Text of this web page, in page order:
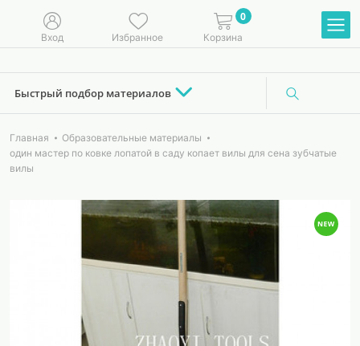
Вход Избранное
0
Корзина
Быстрый подбор материалов
Главная
Образовательные материалы
один мастер по ковке лопатой в саду копает вилы для сена зубчатые
вилы